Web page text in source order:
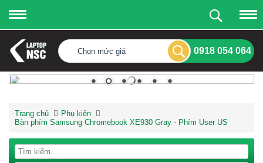
Chọn mức giá 0918 054 064